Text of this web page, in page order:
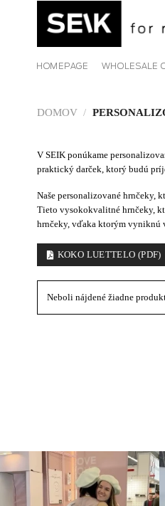
HOMEPAGE WHOLESALE
DOMOV /
V SEIK ponúkame
praktický darček, ktorý budú
Naše personalizované hrnčeky,
Tieto vysokokvalitné hrnčeky,
hrnčeky, vďaka ktorým vyniknú
KOKO LUETTELO (PDF)
Neboli nájdené žiadne